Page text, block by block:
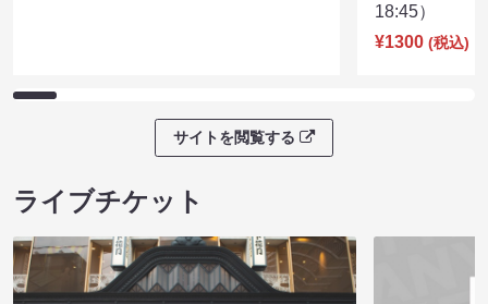
18:45）
¥1300 (税込)
サイトを閲覧する
ライブチケット